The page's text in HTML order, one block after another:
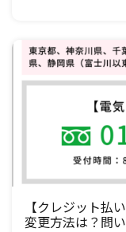
【クレジット払
変更方法は？問